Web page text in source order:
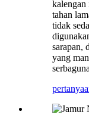
kalengan
tahan
tidak
sarapan,
yang